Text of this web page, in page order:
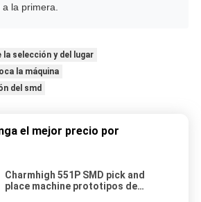
la primera.
la selección y del lugar
la máquina
del smd
el mejor precio por
Charmhigh 551P SMD pick and
place machine prototipos de